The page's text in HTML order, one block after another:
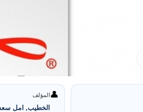
👤المؤلف
الخطيب, امل